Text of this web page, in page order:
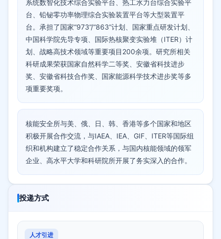
系统数智化技术综合实验平台、热工水力台综合实验平
台、铅铋零功率物理综合实验装置平台等大型装置平
台。承担了国家“973”/“863”计划、国家重点研发计划、
中国科学院先导专项、国际热核聚变实验堆（ITER）计
划、战略高技术领域等重要项目200余项。研究所相关
科研成果荣获国家自然科学二等奖、安徽省科技进步
奖、安徽省科技合作奖、国家能源科学技术进步奖等多
项重要奖项。
核能安全所与美、俄、日、韩、香港等多个国家和地区
积极开展合作交流，与IAEA、IEA、GIF、ITER等国际组
织和机构建立了稳定合作关系，与国内核能领域的领军
企业、高水平大学和科研院所开展了务实深入的合作。
投递方式
人才引进